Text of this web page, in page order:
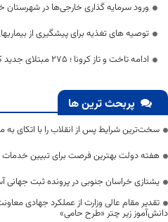
ورود سرمایه گذاری خارجی‌ها در
توصیه های تغذیه برای پیشگیری از
ادامه تاخت و تاز کرونا ؛ ۲۷۵ مبتلای جدید کرونا در خراسان جنوبی
پربحث ترین ها
سخت‌ترین شرایط پس از انقلاب را با اتکای
هفته دولت بهترین فرصت برای تبیین
یشتازی خراسان جنوبی در پرونده ثبت جهانی
دانش‌آموز زیر چتر «طرح حامی»